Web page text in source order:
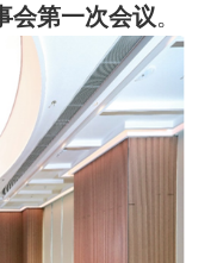
会第一次会议。